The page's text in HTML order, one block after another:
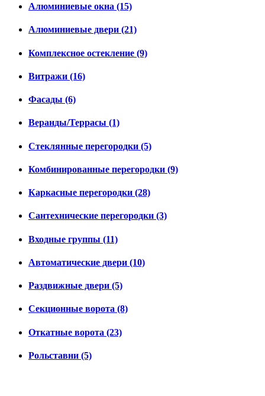
Алюминиевые окна (15)
Алюминиевые двери (21)
Комплексное остекление (9)
Витражи (16)
Фасады (6)
Веранды/Террасы (1)
Стеклянные перегородки (5)
Комбинированные перегородки (9)
Каркасные перегородки (28)
Сантехнические перегородки (3)
Входные группы (11)
Автоматические двери (10)
Раздвижные двери (5)
Секционные ворота (8)
Откатные ворота (23)
Рольставни (5)